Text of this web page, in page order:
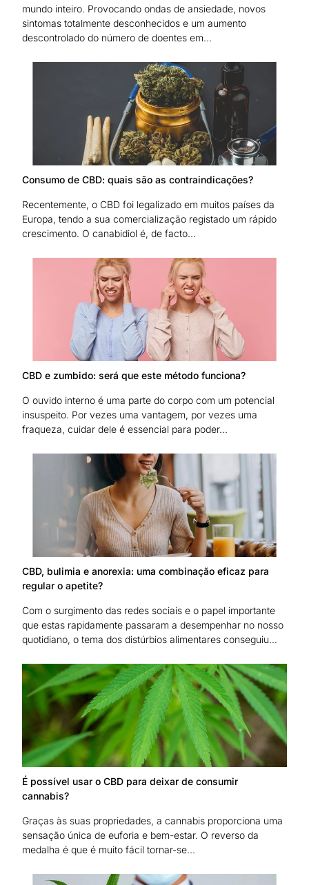
mundo inteiro. Provocando ondas de ansiedade, novos
sintomas totalmente desconhecidos e um aumento
descontrolado do número de doentes em...
Consumo de CBD: quais são as contraindicações?
Recentemente, o CBD foi legalizado em muitos países da
Europa, tendo a sua comercialização registado um rápido
crescimento. O canabidiol é, de facto...
CBD e zumbido: será que este método funciona?
O ouvido interno é uma parte do corpo com um potencial
insuspeito. Por vezes uma vantagem, por vezes uma
fraqueza, cuidar dele é essencial para poder...
CBD, bulimia e anorexia: uma combinação eficaz para
regular o apetite?
Com o surgimento das redes sociais e o papel importante
que estas rapidamente passaram a desempenhar no nosso
quotidiano, o tema dos distúrbios alimentares conseguiu...
É possível usar o CBD para deixar de consumir
cannabis?
Graças às suas propriedades, a cannabis proporciona uma
sensação única de euforia e bem-estar. O reverso da
medalha é que é muito fácil tornar-se...